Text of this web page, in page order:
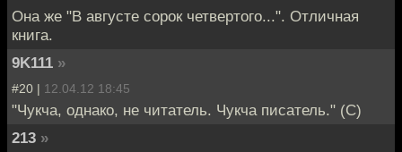
Она же "В августе сорок четвертого...". Отличная
книга.
9K111 »
#20 | 12.04.12 18:45
"Чукча, однако, не читатель. Чукча писатель." (C)
213 »